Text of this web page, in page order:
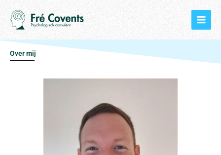
naar
inhoud
Over mij